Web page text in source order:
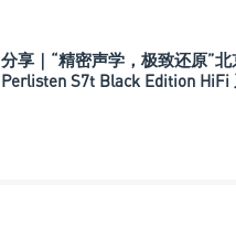
分享｜“精密声学，极致还原”
Perlisten S7t Black Edition HiFi